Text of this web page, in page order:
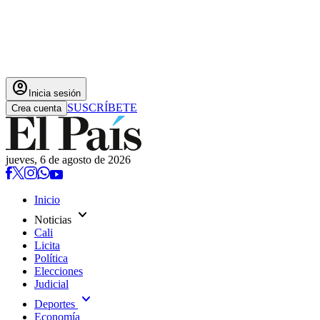
account_circle Inicia sesión
Crea cuenta SUSCRÍBETE
jueves, 6 de agosto de 2026
Inicio
Noticias expand_more
Cali
Licita
Política
Elecciones
Judicial
Deportes expand_more
Economía